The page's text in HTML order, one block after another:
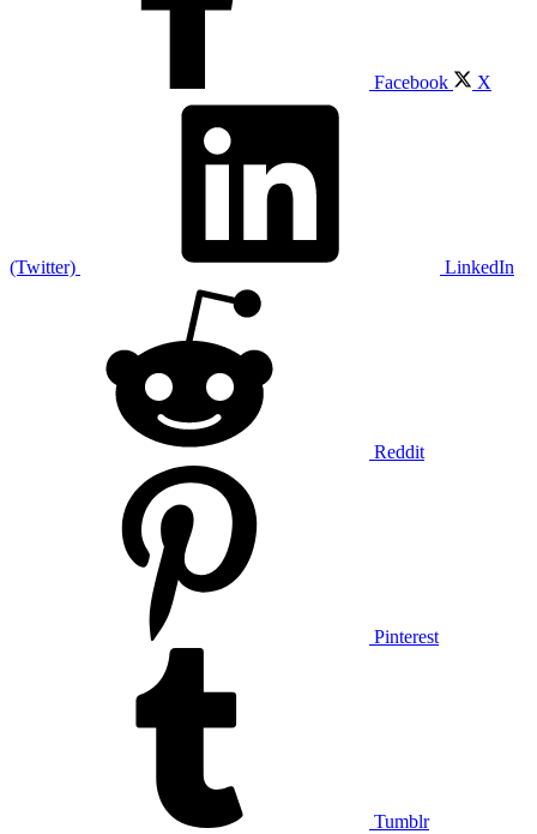
Facebook X
(Twitter) LinkedIn
Reddit
Pinterest
Tumblr